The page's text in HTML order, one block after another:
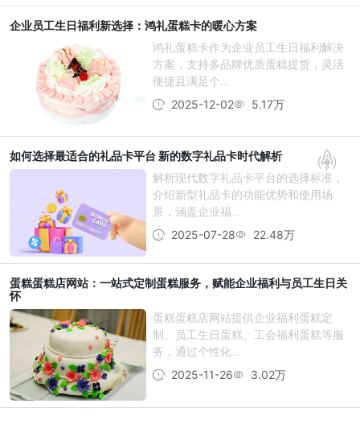
企业员工生日福利新选择：鸿礼蛋糕卡的暖心方案
鸿礼蛋糕卡作为企业员工生日福利解决
方案，支持多品牌优质蛋糕提货，灵活
便捷且满足个...
2025-12-02
5.17万
如何选择最适合的礼品卡平台 新的数字礼品卡时代解析
解析现代数字礼品卡平台的选择标准，
介绍新型礼品卡的功能优势和使用场
景，涵盖企业福...
2025-07-28
22.48万
蛋糕蛋糕店网站：一站式定制蛋糕服务，赋能企业福利与员工生日关
怀
蛋糕蛋糕店网站提供企业福利蛋糕定
制、员工生日蛋糕、工会福利蛋糕等服
务，通过个性化...
2025-11-26
3.02万